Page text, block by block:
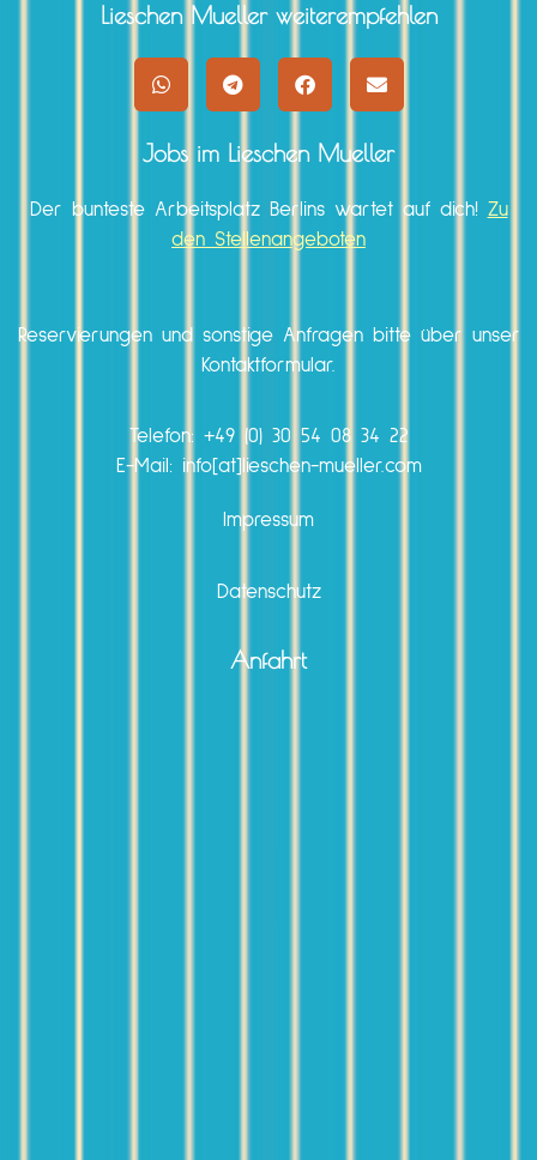
Lieschen Mueller weiterempfehlen
Jobs im Lieschen Mueller
Der bunteste Arbeitsplatz Berlins wartet auf dich! Zu
den Stellenangeboten
Reservierungen und sonstige Anfragen bitte über unser
Kontaktformular.
Telefon: +49 (0) 30 54 08 34 22
E-Mail: info[at]lieschen-mueller.com
Impressum
Datenschutz
Anfahrt